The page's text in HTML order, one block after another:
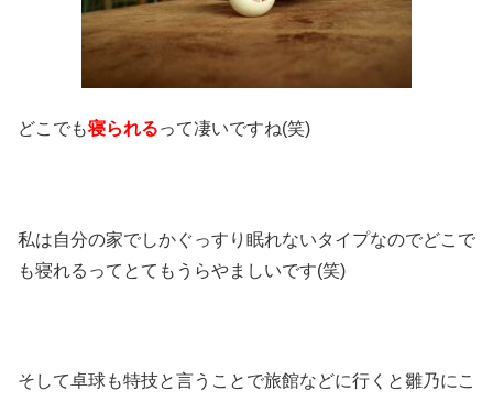
どこでも寝られるって凄いですね(笑)
私は自分の家でしかぐっすり眠れないタイプなのでどこで
も寝れるってとてもうらやましいです(笑)
そして卓球も特技と言うことで旅館などに行くと雛乃にこ